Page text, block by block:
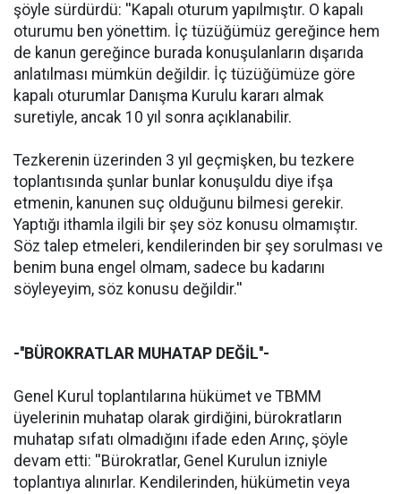
şöyle sürdürdü: ''Kapalı oturum yapılmıştır. O kapalı
oturumu ben yönettim. İç tüzüğümüz gereğince hem
de kanun gereğince burada konuşulanların dışarıda
anlatılması mümkün değildir. İç tüzüğümüze göre
kapalı oturumlar Danışma Kurulu kararı almak
suretiyle, ancak 10 yıl sonra açıklanabilir.
Tezkerenin üzerinden 3 yıl geçmişken, bu tezkere
toplantısında şunlar bunlar konuşuldu diye ifşa
etmenin, kanunen suç olduğunu bilmesi gerekir.
Yaptığı ithamla ilgili bir şey söz konusu olmamıştır.
Söz talep etmeleri, kendilerinden bir şey sorulması ve
benim buna engel olmam, sadece bu kadarını
söyleyeyim, söz konusu değildir.''
-''BÜROKRATLAR MUHATAP DEĞİL''-
Genel Kurul toplantılarına hükümet ve TBMM
üyelerinin muhatap olarak girdiğini, bürokratların
muhatap sıfatı olmadığını ifade eden Arınç, şöyle
devam etti: ''Bürokratlar, Genel Kurulun izniyle
toplantıya alınırlar. Kendilerinden, hükümetin veya